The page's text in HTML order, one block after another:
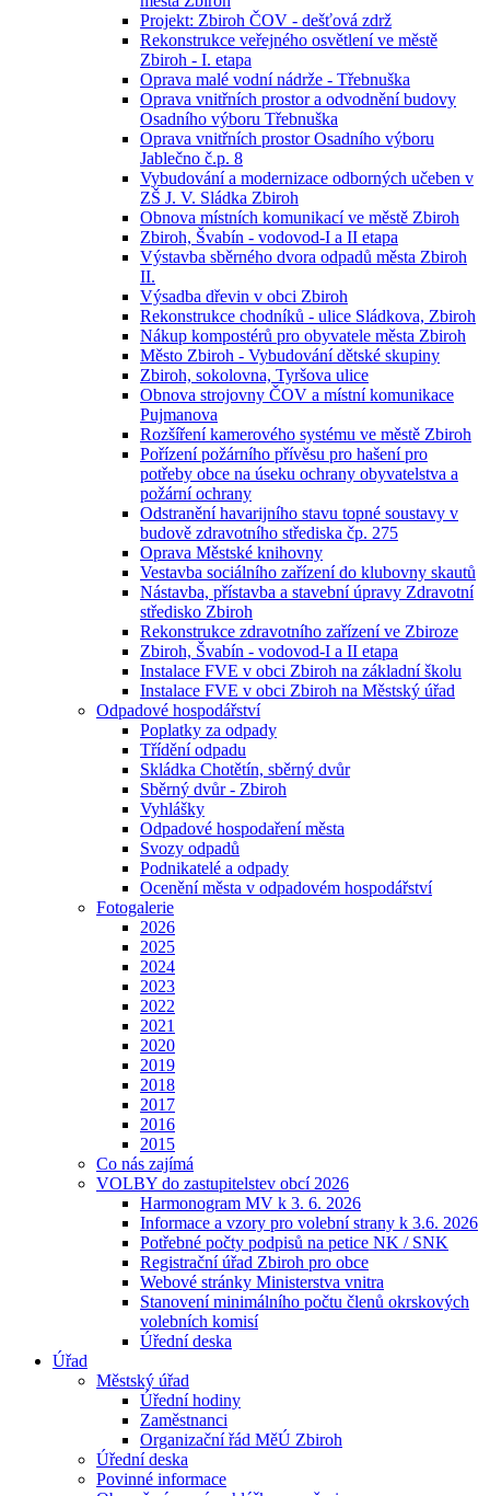
Projekt: Zbiroh ČOV - dešťová zdrž
Rekonstrukce veřejného osvětlení ve městě
Zbiroh - I. etapa
Oprava malé vodní nádrže - Třebnuška
Oprava vnitřních prostor a odvodnění budovy
Osadního výboru Třebnuška
Oprava vnitřních prostor Osadního výboru
Jablečno č.p. 8
Vybudování a modernizace odborných učeben v
ZŠ J. V. Sládka Zbiroh
Obnova místních komunikací ve městě Zbiroh
Zbiroh, Švabín - vodovod-I a II etapa
Výstavba sběrného dvora odpadů města Zbiroh
II.
Výsadba dřevin v obci Zbiroh
Rekonstrukce chodníků - ulice Sládkova, Zbiroh
Nákup kompostérů pro obyvatele města Zbiroh
Město Zbiroh - Vybudování dětské skupiny
Zbiroh, sokolovna, Tyršova ulice
Obnova strojovny ČOV a místní komunikace
Pujmanova
Rozšíření kamerového systému ve městě Zbiroh
Pořízení požárního přívěsu pro hašení pro
potřeby obce na úseku ochrany obyvatelstva a
požární ochrany
Odstranění havarijního stavu topné soustavy v
budově zdravotního střediska čp. 275
Oprava Městské knihovny
Vestavba sociálního zařízení do klubovny skautů
Nástavba, přístavba a stavební úpravy Zdravotní
středisko Zbiroh
Rekonstrukce zdravotního zařízení ve Zbiroze
Zbiroh, Švabín - vodovod-I a II etapa
Instalace FVE v obci Zbiroh na základní školu
Instalace FVE v obci Zbiroh na Městský úřad
Odpadové hospodářství
Poplatky za odpady
Třídění odpadu
Skládka Chotětín, sběrný dvůr
Sběrný dvůr - Zbiroh
Vyhlášky
Odpadové hospodaření města
Svozy odpadů
Podnikatelé a odpady
Ocenění města v odpadovém hospodářství
Fotogalerie
2026
2025
2024
2023
2022
2021
2020
2019
2018
2017
2016
2015
Co nás zajímá
VOLBY do zastupitelstev obcí 2026
Harmonogram MV k 3. 6. 2026
Informace a vzory pro volební strany k 3.6. 2026
Potřebné počty podpisů na petice NK / SNK
Registrační úřad Zbiroh pro obce
Webové stránky Ministerstva vnitra
Stanovení minimálního počtu členů okrskových
volebních komisí
Úřední deska
Úřad
Městský úřad
Úřední hodiny
Zaměstnanci
Organizační řád MěÚ Zbiroh
Úřední deska
Povinné informace